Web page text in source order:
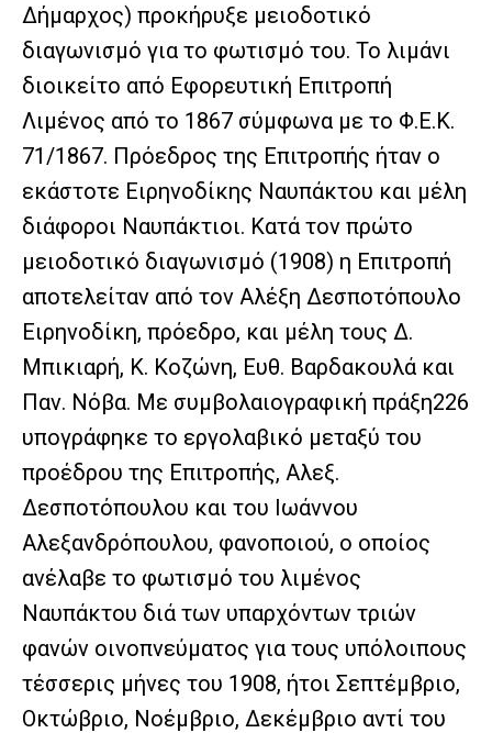
Δήμαρχος) προκήρυξε μειοδοτικό
διαγωνισμό για το φωτισμό του. Το λιμάνι
διοικείτο από Εφορευτική Επιτροπή
Λιμένος από το 1867 σύμφωνα με το Φ.Ε.Κ.
71/1867. Πρόεδρος της Επιτροπής ήταν ο
εκάστοτε Ειρηνοδίκης Ναυπάκτου και μέλη
διάφοροι Ναυπάκτιοι. Κατά τον πρώτο
μειοδοτικό διαγωνισμό (1908) η Επιτροπή
αποτελείταν από τον Αλέξη Δεσποτόπουλο
Ειρηνοδίκη, πρόεδρο, και μέλη τους Δ.
Μπικιαρή, Κ. Κοζώνη, Ευθ. Βαρδακουλά και
Παν. Νόβα. Με συμβολαιογραφική πράξη226
υπογράφηκε το εργολαβικό μεταξύ του
προέδρου της Επιτροπής, Αλεξ.
Δεσποτόπουλου και του Ιωάννου
Αλεξανδρόπουλου, φανοποιού, ο οποίος
ανέλαβε το φωτισμό του λιμένος
Ναυπάκτου διά των υπαρχόντων τριών
φανών οινοπνεύματος για τους υπόλοιπους
τέσσερις μήνες του 1908, ήτοι Σεπτέμβριο,
Οκτώβριο, Νοέμβριο, Δεκέμβριο αντί του